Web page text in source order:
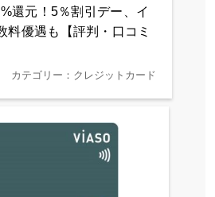
還元！5％割引デー、イ
料優遇も【評判・口コミ
カテゴリー：クレジットカード